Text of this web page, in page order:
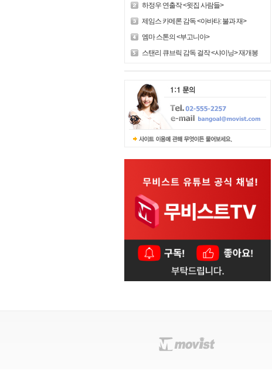
하정우 연출작 <윗집 사람들>
제임스 카메론 감독 <아바타: 불과 재>
엠마 스톤의 <부고니아>
스탠리 큐브릭 감독 걸작 <샤이닝> 재개봉!